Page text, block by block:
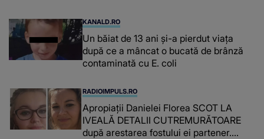
KANALD.RO
Un băiat de 13 ani și-a pierdut viața
după ce a mâncat o bucată de brânză
contaminată cu E. coli
RADIOIMPULS.RO
Apropiații Danielei Florea SCOT LA
IVEALĂ DETALII CUTREMURĂTOARE
după arestarea fostului ei partener.